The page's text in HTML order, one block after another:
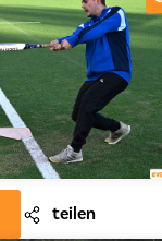
teilen